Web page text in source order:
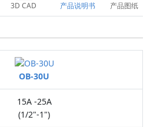
3D CAD 产品说明书 产品图纸
OB-30U
15A -25A
(1/2"-1")